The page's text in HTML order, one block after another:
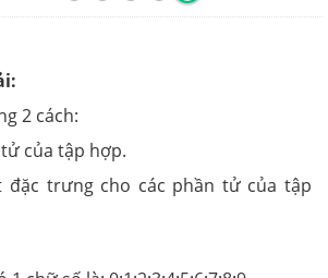
2 cách:
của tập hợp.
đặc trưng cho các phần tử của tập